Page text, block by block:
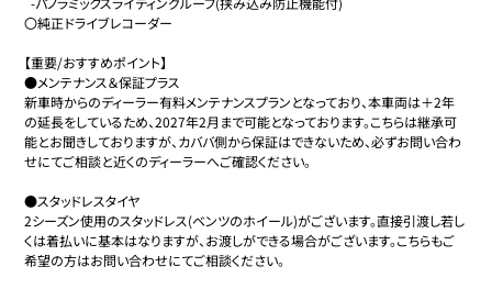
〇純正ドライブレコーダー
【重要/おすすめポイント】
●メンテナンス＆保証プラス
新車時からのディーラー有料メンテナンスプランとなっており、本車両は＋2年
の延長をしているため、2027年2月まで可能となっております。こちらは継承可
能とお聞きしておりますが、カババ側から保証はできないため、必ずお問い合わ
せにてご相談と近くのディーラーへご確認ください。
●スタッドレスタイヤ
2シーズン使用のスタッドレス(ベンツのホイール)がございます。直接引渡し若し
くは着払いに基本はなりますが、お渡しができる場合がございます。こちらもご
希望の方はお問い合わせにてご相談ください。